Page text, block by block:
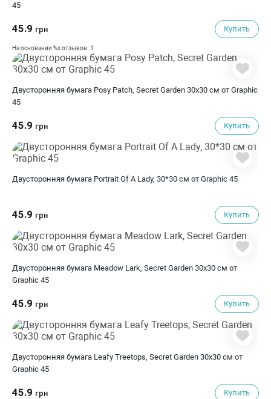
45
45.9 грн Купить
На основании %s отзывов. 1
Двусторонняя бумага Posy Patch, Secret Garden 30х30 см от Graphic
45
45.9 грн Купить
Двусторонняя бумага Portrait Of A Lady, 30*30 см от Graphic 45
45.9 грн Купить
Двусторонняя бумага Meadow Lark, Secret Garden 30х30 см от
Graphic 45
45.9 грн Купить
Двусторонняя бумага Leafy Treetops, Secret Garden 30х30 см от
Graphic 45
45.9 грн Купить